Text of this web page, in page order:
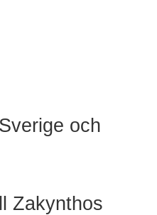
och
Zakynthos